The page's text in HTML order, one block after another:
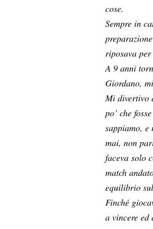
cose.
Sempre in
riposava
A 9 anni
Giordano,
Mi divertivo
po’ che
sappiamo,
mai, non
faceva solo
match
equilibrio
Finché
a vincere